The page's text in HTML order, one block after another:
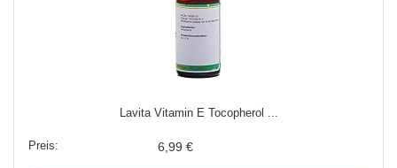
Lavita Vitamin E Tocopherol ...
6,99 €